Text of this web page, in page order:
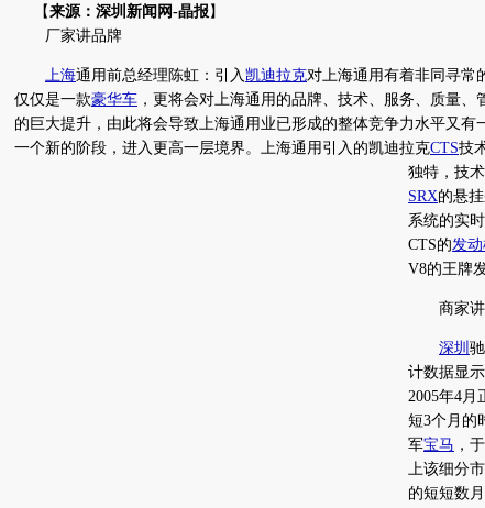
【来源：深圳新闻网-晶报】
厂家讲品牌
上海通用前总经理陈虹：引入凯迪拉克对上海通用有着非同寻常
仅仅是一款豪华车 ，更将会对上海通用的品牌、技术、服务、质量、
的巨大提升，由此将会导致上海通用业已形成的整体竞争力水平又有
一个新的阶段，进入更高一层境界。 上海通用引入的凯迪拉克CTS技
独特，技
SRX的悬
系统的实
CTS的发
V8的王牌
商家讲
深圳
计数据显
2005年4月
短3个月的
军宝马 ，
上该细分
的短短数